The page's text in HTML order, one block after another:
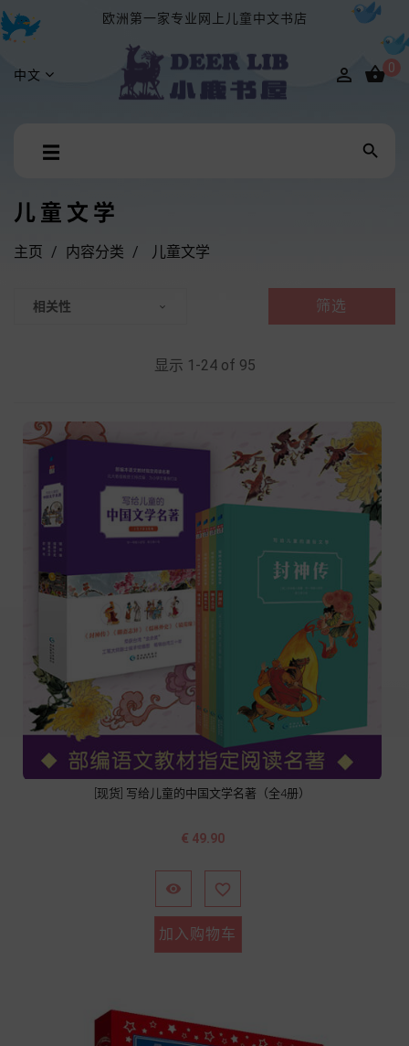
欧洲第一家专业网上儿童中文书店
中文  0
Toggle
☰ 
儿童文学
主页 内容分类 儿童文学
相关性  筛选
显示 1-24 of 95
[现货] 写给儿童的中国文学名著（全4册）
价
€ 49.90
 
加入购物车